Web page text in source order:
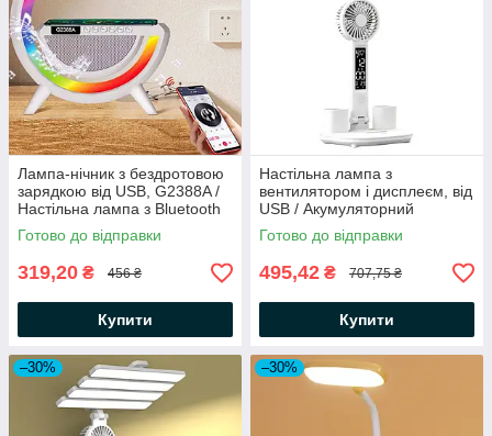
Лампа-нічник з бездротовою
зарядкою від USB, G2388A /
Настільна лампа з Bluetooth
колонкою та дискошаром
Готово до відправки
319,20 ₴ 456 ₴
Купити
Настільна лампа з
вентилятором і дисплеєм, від
USB / Акумуляторний
світильник / LED лампа
настільна
Готово до відправки
495,42 ₴ 707,75 ₴
Купити
–30% –30%